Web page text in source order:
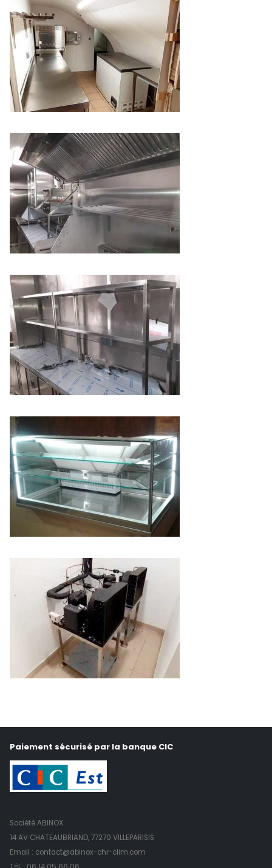
Paiement sécurisé par la banque CIC
Société ABINOX
14 AV CHATEAUBRIAND, 77270 VILLEPARISIS
Email : contact@abinox-chr-clim.com